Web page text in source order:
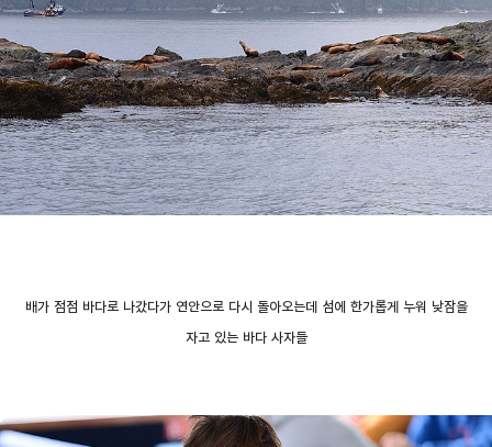
배가 점점 바다로 나갔다가 연안으로 다시 돌아오는데 섬에 한가롭게 누워 낮잠을
자고 있는 바다 사자들